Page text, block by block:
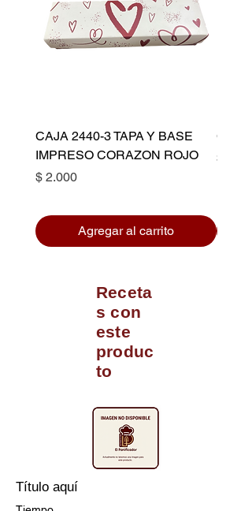
CAJA 2440-3 TAPA Y BASE
IMPRESO CORAZON ROJO
Precio
$ 2.000
Agregar al carrito
Precio
$
Receta
s con
este
produc
to
Título aquí